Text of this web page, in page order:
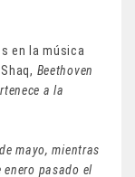
en la música
Beethoven
a la
mayo, mientras
enero pasado el